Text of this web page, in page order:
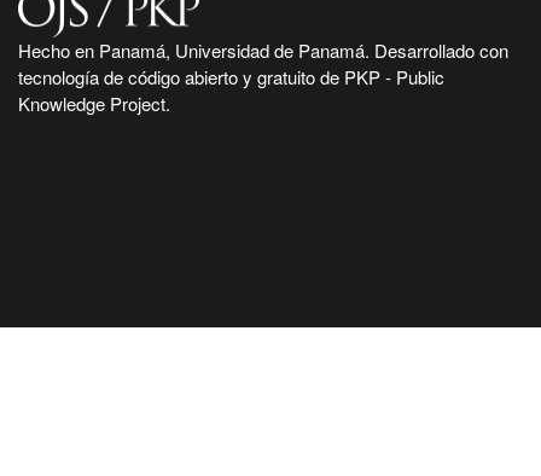
Hecho en Panamá, Universidad de Panamá. Desarrollado con
tecnología de código abierto y gratuito de PKP - Public
Knowledge Project.